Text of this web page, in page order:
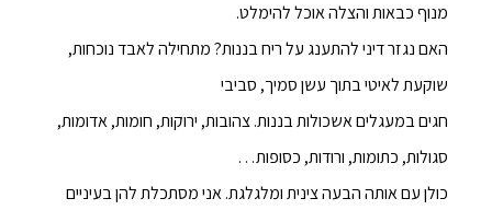
מנוף כבאות והצלה אוכל להימלט.
האם נגזר דיני להתענג על ריח בננות? מתחילה לאבד נוכחות,
שוקעת לאיטי בתוך עשן סמיך, סביבי
חגים במעגלים אשכולות בננות. צהובות, ירוקות, חומות, אדומות,
סגולות, כתומות, ורודות, כסופות…
כולן עם אותה הבעה צינית ומלגלגת. אני מסתכלת להן בעיניים